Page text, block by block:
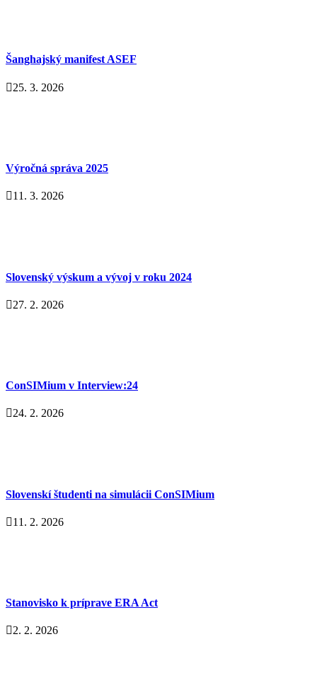
Šanghajský manifest ASEF
25. 3. 2026
Výročná správa 2025
11. 3. 2026
Slovenský výskum a vývoj v roku 2024
27. 2. 2026
ConSIMium v Interview:24
24. 2. 2026
Slovenskí študenti na simulácii ConSIMium
11. 2. 2026
Stanovisko k príprave ERA Act
2. 2. 2026